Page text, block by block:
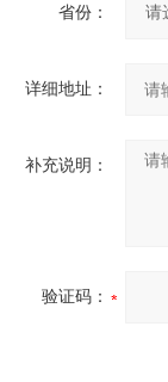
省份：
详细地址：
补充说明：
验证码：